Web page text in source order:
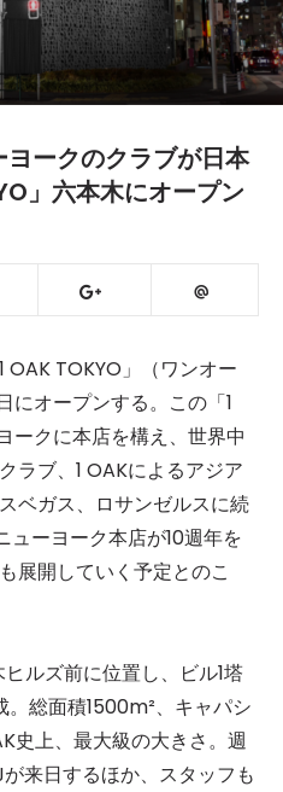
ークのクラブが日本
」六本木にオープン
TOKYO」（ワンオー
にオープンする。この「1
ークに本店を構え、世界中
ラブ、1 OAKによるアジア
ベガス、ロサンゼルスに続
ーヨーク本店が10週年を
展開していく予定とのこ
ルズ前に位置し、ビル1塔
総面積1500m²、キャパシ
史上、最大級の大きさ。週
来日するほか、スタッフも